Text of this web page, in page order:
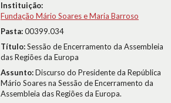
Instituição:
Fundação Mário Soares e Maria Barroso
Pasta:00399.034
Título:Sessão de Encerramento da Assembleia
das Regiões da Europa
Assunto:Discurso do Presidente da República
Mário Soares na Sessão de Encerramento da
Assembleia das Regiões da Europa.